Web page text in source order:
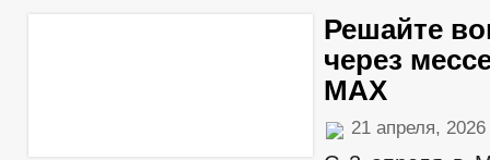
Решайте
через
MAX
21 апреля, 2026